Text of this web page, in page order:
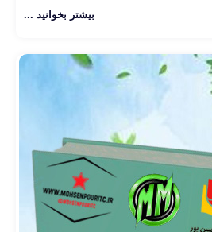
بیشتر بخوانید ...